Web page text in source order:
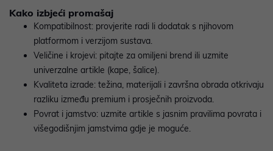
Kako izbjeći promašaj
Kompatibilnost: provjerite radi li dodatak s njihovom
platformom i verzijom sustava.
Veličine i krojevi: pitajte za omiljeni brend ili uzmite
univerzalne artikle (kape, šalice).
Kvaliteta izrade: težina, materijali i završna obrada otkrivaju
razliku između premium i prosječnih proizvoda.
Povrat i jamstvo: uzmite artikle s jasnim pravilima povrata i
višegodišnjim jamstvima gdje je moguće.